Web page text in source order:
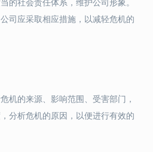
司应采取相应措施，以减轻危机的
机的来源、影响范围、受害部门，
分析危机的原因，以便进行有效的